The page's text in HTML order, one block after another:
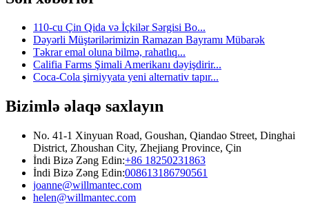
110-cu Çin Qida və İçkilər Sərgisi Bo...
Dəyərli Müştərilərimizin Ramazan Bayramı Mübarək
Təkrar emal oluna bilmə, rahatlıq...
Califia Farms Şimali Amerikanı dəyişdirir...
Coca-Cola şirniyyata yeni alternativ tapır...
Bizimlə əlaqə saxlayın
No. 41-1 Xinyuan Road, Goushan, Qiandao Street, Dinghai
District, Zhoushan City, Zhejiang Province, Çin
İndi Bizə Zəng Edin:+86 18250231863
İndi Bizə Zəng Edin:008613186790561
joanne@willmantec.com
helen@willmantec.com